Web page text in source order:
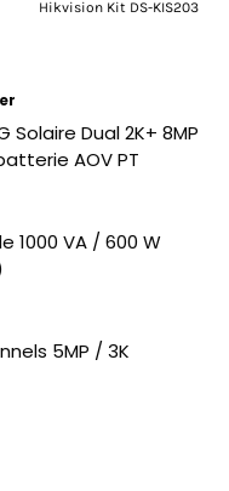
Hikvision Kit DS-KIS203
Solaire Dual 2K+ 8MP
AOV PT
1000 VA / 600 W
5MP / 3K